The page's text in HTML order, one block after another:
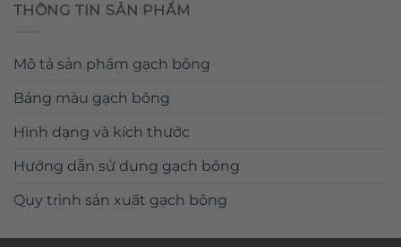
THÔNG TIN SẢN PHẨM
Mô tả sản phẩm gạch bông
Bảng màu gạch bông
Hình dạng và kích thước
Hướng dẫn sử dụng gạch bông
Quy trình sản xuất gạch bông